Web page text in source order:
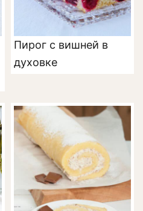
Пирог с вишней в
духовке